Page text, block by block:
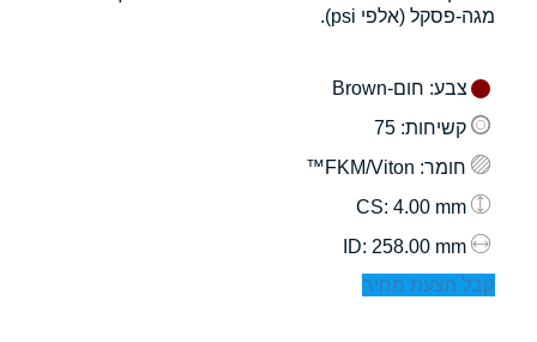
מגה-פסקל (אלפי psi).
צבע: חום-Brown
קשיחות: 75
חומר: FKM/Viton™
: 4.00 mm
: 258.00 mm
קבל הצעת מחיר